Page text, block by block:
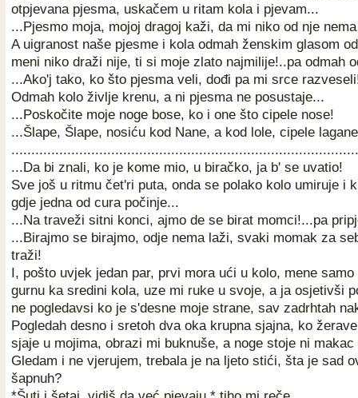
otpjevana pjesma, uskačem u ritam kola i pjevam...
...Pjesmo moja, mojoj dragoj kaži, da mi niko od nje
A uigranost naše pjesme i kola odmah ženskim glasom
meni niko draži nije, ti si moje zlato najmilije!..pa odmah
...Ako'j tako, ko što pjesma veli, dođi pa mi srce
Odmah kolo življe krenu, a ni pjesma ne posustaje...
...Poskočite moje noge bose, ko i one što cipele nose!
...Šlape, Šlape, nosiću kod Nane, a kod lole, cipele
...Da bi znali, ko je kome mio, u biračko, ja b' se uvatio!
Sve još u ritmu čet'ri puta, onda se polako kolo umiruje i
gdje jedna od cura počinje...
...Na traveži sitni konci, ajmo de se birat momci!...pa
...Birajmo se birajmo, odje nema laži, svaki momak za
traži!
I, pošto uvjek jedan par, prvi mora ući u kolo, mene samo
gurnu ka sredini kola, uze mi ruke u svoje, a ja osjetivši
ne pogledavsi ko je s'desne moje strane, sav zadrhtah
Pogledah desno i sretoh dva oka krupna sjajna, ko
sjaje u mojima, obrazi mi buknuše, a noge stoje ni makac
Gledam i ne vjerujem, trebala je na ljeto stići, šta je sad
šapnuh?